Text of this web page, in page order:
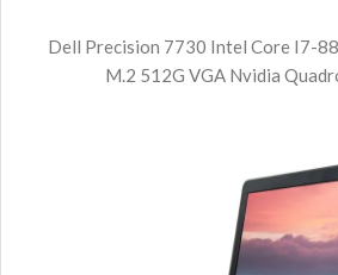
Dell Precision 7730 Intel Core I7-
M.2 512G VGA Nvidia